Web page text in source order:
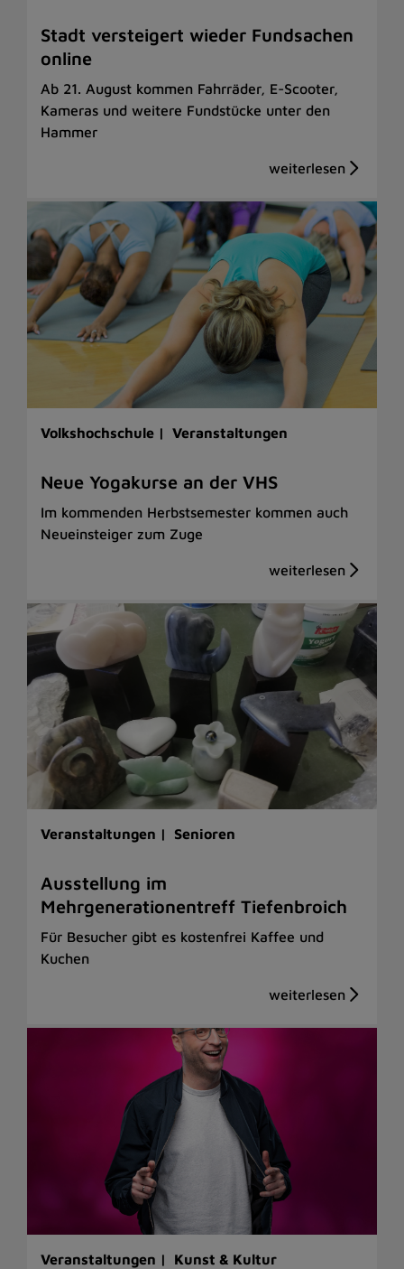
Stadt versteigert wieder Fundsachen
online
Ab 21. August kommen Fahrräder, E-Scooter,
Kameras und weitere Fundstücke unter den
Hammer
Volkshochschule | Veranstaltungen
Neue Yogakurse an der VHS
Im kommenden Herbstsemester kommen auch
Neueinsteiger zum Zuge
Veranstaltungen | Senioren
Ausstellung im
Mehrgenerationentreff Tiefenbroich
Für Besucher gibt es kostenfrei Kaffee und
Kuchen
Veranstaltungen | Kunst & Kultur